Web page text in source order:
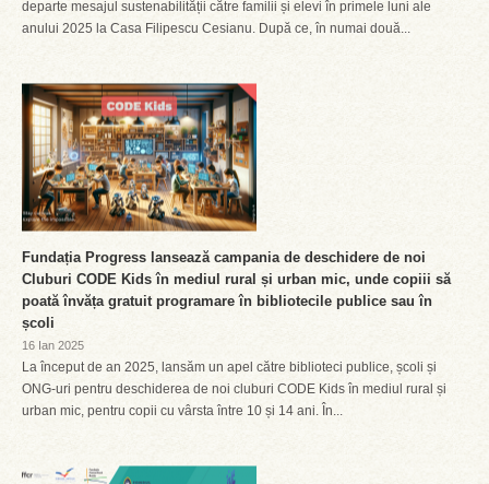
departe mesajul sustenabilității către familii și elevi în primele luni ale
anului 2025 la Casa Filipescu Cesianu. După ce, în numai două...
Fundația Progress lansează campania de deschidere de noi
Cluburi CODE Kids în mediul rural și urban mic, unde copiii să
poată învăța gratuit programare în bibliotecile publice sau în
școli
16 Ian 2025
La început de an 2025, lansăm un apel către biblioteci publice, școli și
ONG-uri pentru deschiderea de noi cluburi CODE Kids în mediul rural și
urban mic, pentru copii cu vârsta între 10 și 14 ani. În...